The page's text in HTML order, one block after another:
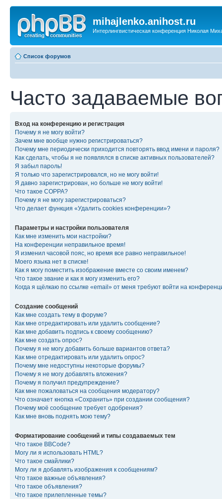
mihajlenko.anihost.ru
Интерлингвистическая конференция Николая
Список форумов
Часто задаваемые
Вход на конференцию и регистрация
Почему я не могу войти?
Зачем мне вообще нужно регистрироваться?
Почему мне периодически приходится повторять ввод имени и пароля?
Как сделать, чтобы я не появлялся в списке активных пользователей?
Я забыл пароль!
Я только что зарегистрировался, но не могу войти!
Я давно зарегистрирован, но больше не могу войти!
Что такое COPPA?
Почему я не могу зарегистрироваться?
Что делает функция «Удалить cookies конференции»?
Параметры и настройки пользователя
Как мне изменить мои настройки?
На конференции неправильное время!
Я изменил часовой пояс, но время все равно неправильное!
Моего языка нет в списке!
Как я могу поместить изображение вместе со своим именем?
Что такое звание и как я могу изменить его?
Когда я щёлкаю по ссылке «email» от меня требуют войти на
Создание сообщений
Как мне создать тему в форуме?
Как мне отредактировать или удалить сообщение?
Как мне добавить подпись к своему сообщению?
Как мне создать опрос?
Почему я не могу добавить больше вариантов ответа?
Как мне отредактировать или удалить опрос?
Почему мне недоступны некоторые форумы?
Почему я не могу добавлять вложения?
Почему я получил предупреждение?
Как мне пожаловаться на сообщения модератору?
Что означает кнопка «Сохранить» при создании сообщения?
Почему моё сообщение требует одобрения?
Как мне вновь поднять мою тему?
Форматирование сообщений и типы создаваемых тем
Что такое BBCode?
Могу ли я использовать HTML?
Что такое смайлики?
Могу ли я добавлять изображения к сообщениям?
Что такое важные объявления?
Что такое объявления?
Что такое прилепленные темы?